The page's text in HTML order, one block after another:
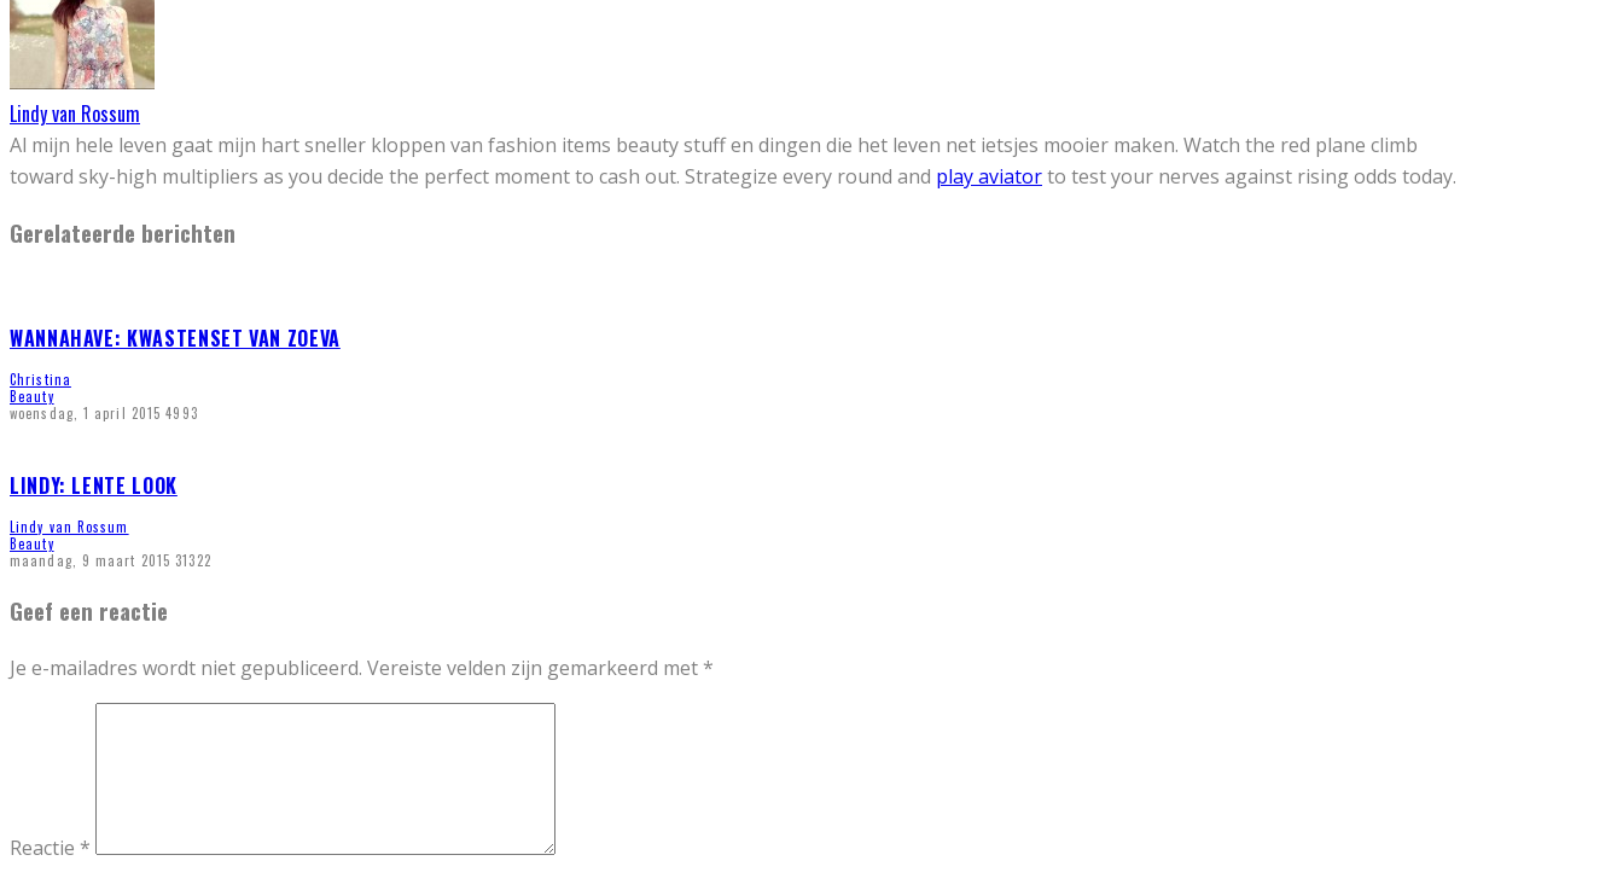
Lindy van Rossum
Al mijn hele leven gaat mijn hart sneller kloppen van fashion items beauty stuff en dingen die het leven net ietsjes mooier maken. Watch the red plane climb
toward sky-high multipliers as you decide the perfect moment to cash out. Strategize every round and play aviatorto test your nerves against rising odds today.
Gerelateerde berichten
WANNAHAVE: KWASTENSET VAN ZOEVA
Christina
Beauty
woensdag, 1 april 2015 4993
LINDY: LENTE LOOK
Lindy van Rossum
Beauty
maandag, 9 maart 2015 31322
Geef een reactie
Je e-mailadres wordt niet gepubliceerd. Vereiste velden zijn gemarkeerd met *
Reactie *